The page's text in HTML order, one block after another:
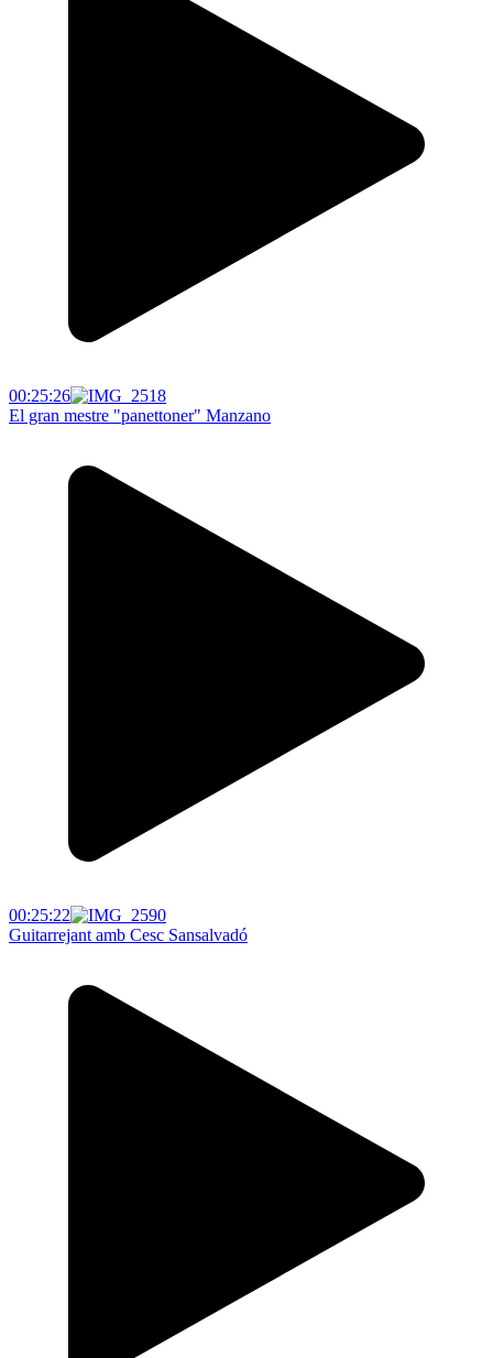
00:25:26
El gran mestre "panettoner" Manzano
00:25:22
Guitarrejant amb Cesc Sansalvadó